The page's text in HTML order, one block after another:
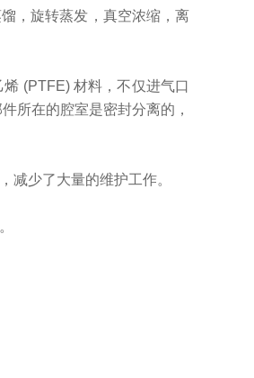
，旋转蒸发，真空浓缩，离
(PTFE) 材料，不仅进气口
所在的腔室是密封分离的，
减少了大量的维护工作。